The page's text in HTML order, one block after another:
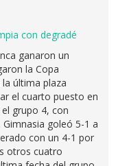
ganaron un
la Copa
última plaza
el cuarto puesto en
grupo 4, con
goleó 5-1 a
con un 4-1 por
otros cuatro